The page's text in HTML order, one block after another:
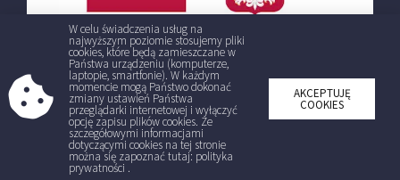
W celu świadczenia usług na
najwyższym poziomie stosujemy pliki
cookies, które będą zamieszczane w
Państwa urządzeniu (komputerze,
laptopie, smartfonie). W każdym
momencie mogą Państwo dokonać
zmiany ustawień Państwa
przeglądarki internetowej i wyłączyć
opcję zapisu plików cookies. Ze
szczegółowymi informacjami
dotyczącymi cookies na tej stronie
można się zapoznać tutaj: polityka
prywatności .
AKCEPTUJĘ
COOKIES